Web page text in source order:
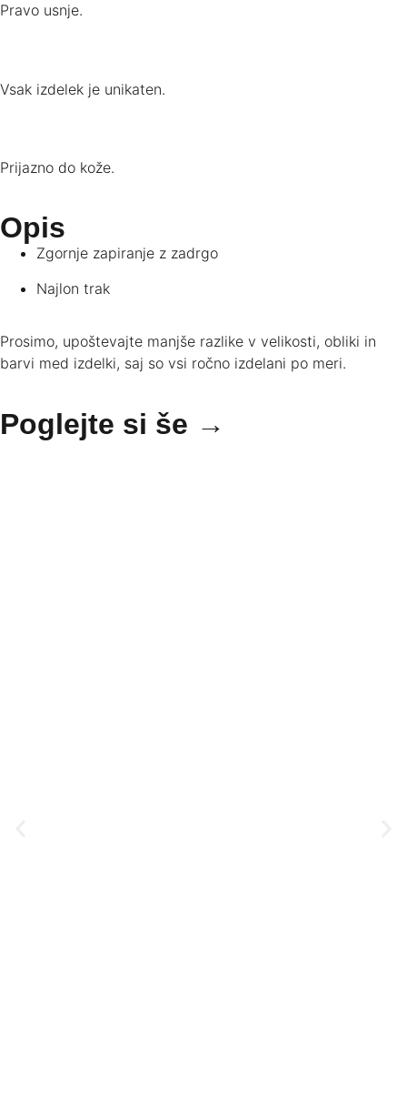
Pravo usnje.
Vsak izdelek je unikaten.
Prijazno do kože.
Opis
Zgornje zapiranje z zadrgo
Najlon trak
Prosimo, upoštevajte manjše razlike v velikosti, obliki in
barvi med izdelki, saj so vsi ročno izdelani po meri.
Poglejte si še →